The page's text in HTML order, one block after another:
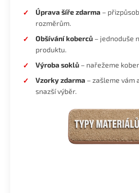
Úprava šíře zdarma –
rozměrům.
Obšívání koberců – jednoduše
produktu.
Výroba soklů – nařežeme
Vzorky zdarma – zašleme vám
snazší výběr.